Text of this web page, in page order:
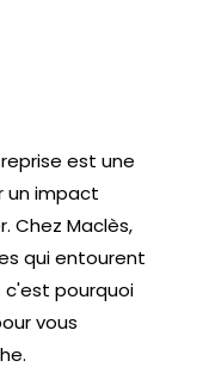
est une
un impact
Chez Maclès,
qui entourent
c'est pourquoi
vous